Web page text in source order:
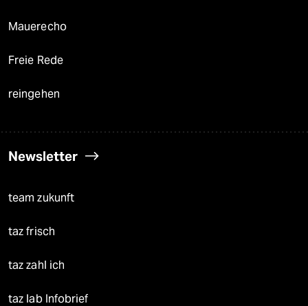
Mauerecho
Freie Rede
reingehen
Newsletter
team zukunft
taz frisch
taz zahl ich
taz lab Infobrief